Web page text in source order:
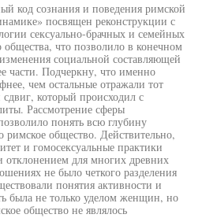
код сознания и поведения римской
посвящен реконструкции с
сексуально-брачных и семейных
что позволило в конечном
социальной составляющей
части. Подчеркну, что именно
чем остальные отражали тот
который происходил с
Рассмотрение сферы
понять всю глубину
римское общество. Действительно,
и гомосексуальные практики
для многих древних
не было четкого разделения
понятия активности и
была не только уделом женщин, но
общество не являлось